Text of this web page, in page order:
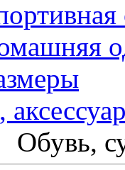
Обувь,